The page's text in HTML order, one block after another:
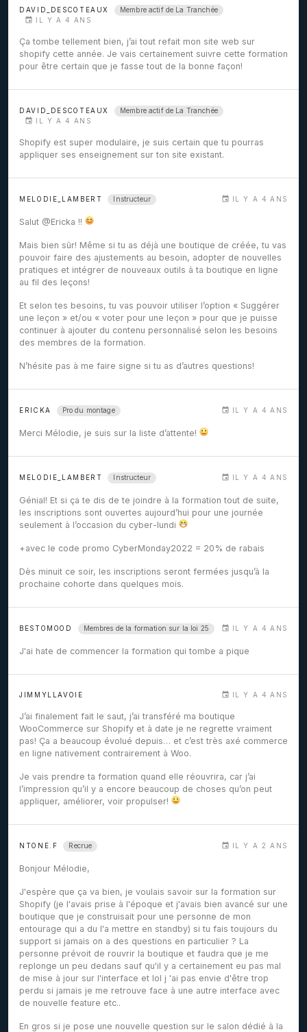
DAVID_DESCOTEAUX Membre actif de La Tranchée
IL Y A 4 ANS
Ça tombe tellement bien, j’ai tout refait mon site web sur
shopify cette année. Je vais certainement suivre cette formation
pour être certain que je fasse tout de la bonne façon!
DAVID_DESCOTEAUX Membre actif de La Tranchée
IL Y A 4 ANS
Shopify est super modulaire, je suis certain que tu pourras
appliquer ses enseignement sur ton site existant.
MELODIE_LAMBERT Instructeur IL Y A 4 ANS
Salut @Ericka !!
Mais bien sûr! Même si tu as déjà une boutique de créée, tu vas
pouvoir faire des ajustements au besoin, adopter de nouvelles
pratiques et intégrer de nouveaux outils à ta boutique en ligne
au fil des leçons!
Et selon tes besoins, tu vas pouvoir utiliser l’option « Suggérer
une leçon » et/ou « voter pour une leçon » pour que je puisse
continuer à ajouter du contenu personnalisé selon les besoins
des membres de la formation.
N’hésite pas à me faire signe si tu as d’autres questions!
ERICKA Pro du montage IL Y A 4 ANS
Merci Mélodie, je suis sur la liste d’attente!
MELODIE_LAMBERT Instructeur IL Y A 4 ANS
Génial! Et si ça te dis de te joindre à la formation tout de suite,
les inscriptions sont ouvertes aujourd’hui pour une journée
seulement à l’occasion du cyber-lundi
+avec le code promo CyberMonday2022 = 20% de rabais
Dès minuit ce soir, les inscriptions seront fermées jusqu’à la
prochaine cohorte dans quelques mois.
BESTOMOOD Membres de la formation sur la loi 25 IL Y A 4 ANS
J'ai hate de commencer la formation qui tombe a pique
JIMMYLLAVOIE IL Y A 4 ANS
J’ai finalement fait le saut, j’ai transféré ma boutique
WooCommerce sur Shopify et à date je ne regrette vraiment
pas! Ça a beaucoup évolué depuis… et c’est très axé commerce
en ligne nativement contrairement à Woo.
Je vais prendre ta formation quand elle réouvrira, car j’ai
l’impression qu’il y a encore beaucoup de choses qu’on peut
appliquer, améliorer, voir propulser!
NTONE.F Recrue IL Y A 2 ANS
Bonjour Mélodie,
J'espère que ça va bien, je voulais savoir sur la formation sur
Shopify (je l'avais prise à l'époque et j'avais bien avancé sur une
boutique que je construisait pour une personne de mon
entourage qui a du l'a mettre en standby) si tu fais toujours du
support si jamais on a des questions en particulier ? La
personne prévoit de rouvrir la boutique et faudra que je me
replonge un peu dedans sauf qu'il y a certainement eu pas mal
de mise à jour sur l'interface et lol j 'ai pas envie d'être trop
perdu si jamais je me retrouve face à une autre interface avec
de nouvelle feature etc..
En gros si je pose une nouvelle question sur le salon dédié à la